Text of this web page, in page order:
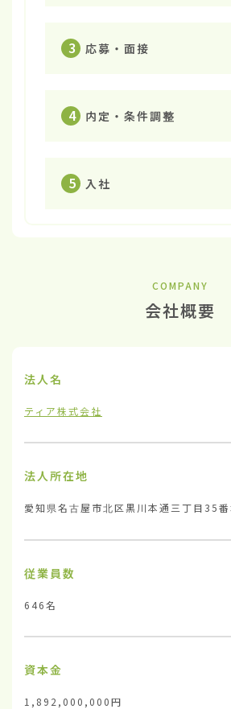
3 応募・面接
4 内定・条件調整
5 入社
COMPANY
会社概要
法人名
ティア株式会社
法人所在地
愛知県名古屋市北区黒川本通三丁目35番
従業員数
646名
資本金
1,892,000,000円